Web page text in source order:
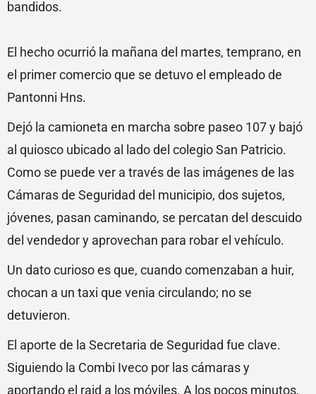
bandidos.
El hecho ocurrió la mañana del martes, temprano, en
el primer comercio que se detuvo el empleado de
Pantonni Hns.
Dejó la camioneta en marcha sobre paseo 107 y bajó
al quiosco ubicado al lado del colegio San Patricio.
Como se puede ver a través de las imágenes de las
Cámaras de Seguridad del municipio, dos sujetos,
jóvenes, pasan caminando, se percatan del descuido
del vendedor y aprovechan para robar el vehículo.
Un dato curioso es que, cuando comenzaban a huir,
chocan a un taxi que venia circulando; no se
detuvieron.
El aporte de la Secretaria de Seguridad fue clave.
Siguiendo la Combi Iveco por las cámaras y
aportando el raid a los móviles. A los pocos minutos,